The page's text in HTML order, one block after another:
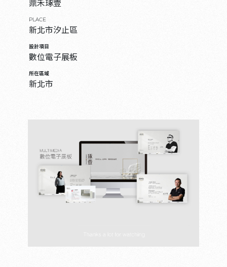
鼎禾琢壹
PLACE
新北市汐止區
設計項目
數位電子展板
所在區域
新北市